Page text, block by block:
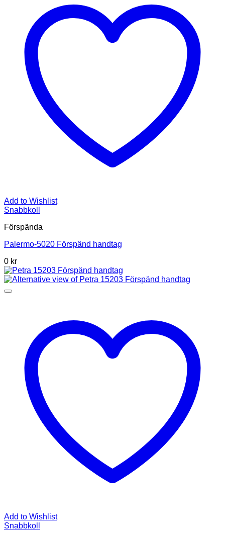
Add to Wishlist
Snabbkoll
Förspända
Palermo-5020 Förspänd handtag
0 kr
Add to Wishlist
Snabbkoll